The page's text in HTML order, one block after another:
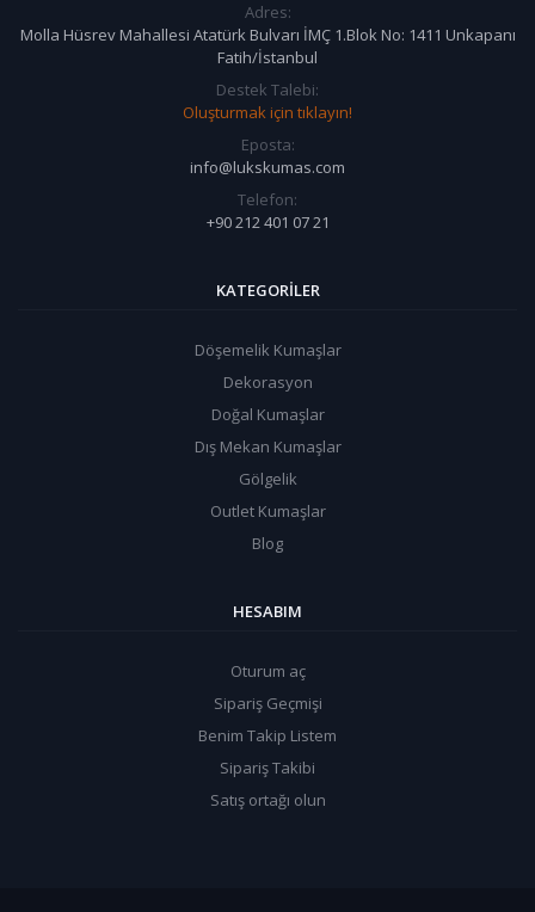
Adres:
Molla Hüsrev Mahallesi Atatürk Bulvarı İMÇ 1.Blok No: 1411 Unkapanı
Fatih/İstanbul
Destek Talebi:
Oluşturmak için tıklayın!
Eposta:
info@lukskumas.com
Telefon:
+90 212 401 07 21
KATEGORILER
Döşemelik Kumaşlar
Dekorasyon
Doğal Kumaşlar
Dış Mekan Kumaşlar
Gölgelik
Outlet Kumaşlar
Blog
HESABIM
Oturum aç
Sipariş Geçmişi
Benim Takip Listem
Sipariş Takibi
Satış ortağı olun